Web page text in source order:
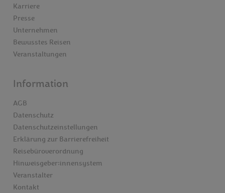
Karriere
Presse
Unternehmen
Bewusstes Reisen
Veranstaltungen
Information
AGB
Datenschutz
Datenschutzeinstellungen
Erklärung zur Barrierefreiheit
Reisebüroverordnung
Hinweisgeber:innensystem
Veranstalter
Kontakt